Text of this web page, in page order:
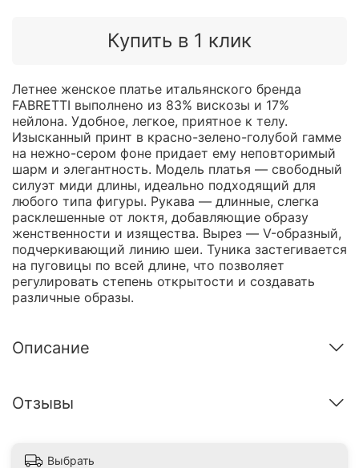
Купить в 1 клик
Летнее женское платье итальянского бренда
FABRETTI выполнено из 83% вискозы и 17%
нейлона. Удобное, легкое, приятное к телу.
Изысканный принт в красно-зелено-голубой гамме
на нежно-сером фоне придает ему неповторимый
шарм и элегантность. Модель платья — свободный
силуэт миди длины, идеально подходящий для
любого типа фигуры. Рукава — длинные, слегка
расклешенные от локтя, добавляющие образу
женственности и изящества. Вырез — V-образный,
подчеркивающий линию шеи. Туника застегивается
на пуговицы по всей длине, что позволяет
регулировать степень открытости и создавать
различные образы.
Описание
Отзывы
Выбрать